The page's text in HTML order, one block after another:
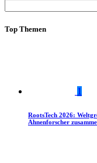
Top Themen
1
RootsTech 2026:
Ahnenforscher